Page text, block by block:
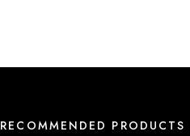
RECOMMENDED PRODUCTS